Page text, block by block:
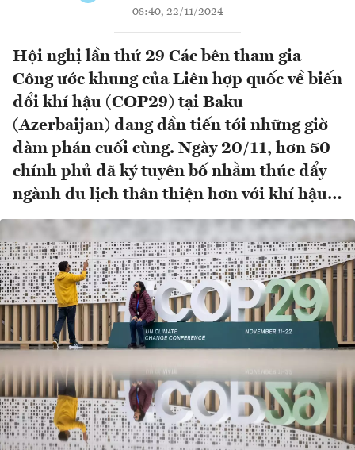
08:40, 22/11/2024
Hội nghị lần thứ 29 Các bên tham gia
Công ước khung của Liên hợp quốc về biến
đổi khí hậu (COP29) tại Baku
(Azerbaijan) đang dần tiến tới những giờ
đàm phán cuối cùng. Ngày 20/11, hơn 50
chính phủ đã ký tuyên bố nhằm thúc đẩy
ngành du lịch thân thiện hơn với khí hậu…